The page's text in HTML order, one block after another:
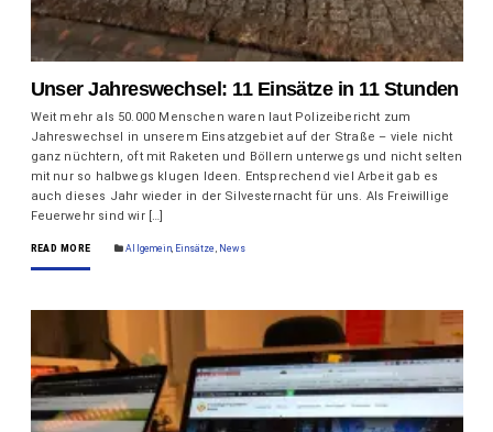
Unser Jahreswechsel: 11 Einsätze in 11 Stunden
Weit mehr als 50.000 Menschen waren laut Polizeibericht zum
Jahreswechsel in unserem Einsatzgebiet auf der Straße – viele nicht
ganz nüchtern, oft mit Raketen und Böllern unterwegs und nicht selten
mit nur so halbwegs klugen Ideen. Entsprechend viel Arbeit gab es
auch dieses Jahr wieder in der Silvesternacht für uns. Als Freiwillige
Feuerwehr sind wir […]
READ MORE Allgemein, Einsätze , News